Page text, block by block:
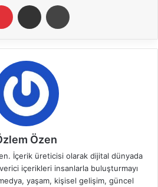
Özen
İçerik üreticisi olarak dijital dünyada
içerikleri insanlarla buluşturmayı
yaşam, kişisel gelişim, güncel